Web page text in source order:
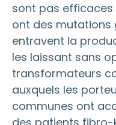
sont pas efficaces
ont des mutations
entravent la
les laissant sans
transformateurs
auxquels les
communes ont